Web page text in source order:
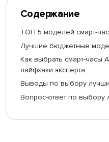
Содержание
ТОП 5 моделей смарт-
Лучшие бюджетные
Как выбрать смарт-часы
лайфхаки эксперта
Выводы по выбору
Вопрос-ответ по выбору